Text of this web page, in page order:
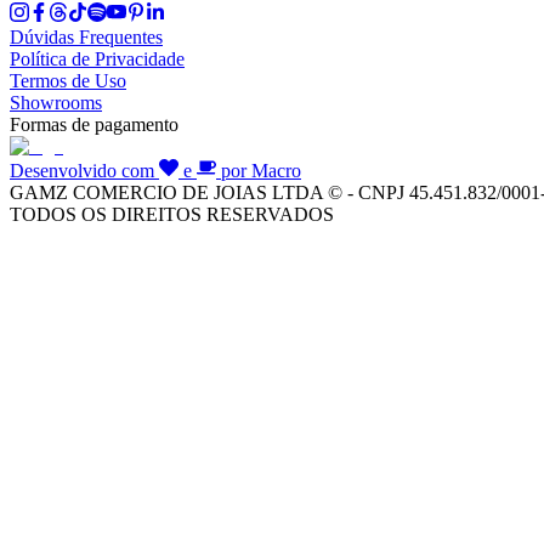
Dúvidas Frequentes
Política de Privacidade
Termos de Uso
Showrooms
Formas de pagamento
Desenvolvido com e
por Macro
GAMZ COMERCIO DE JOIAS LTDA © - CNPJ 45.451.832/
TODOS OS DIREITOS RESERVADOS